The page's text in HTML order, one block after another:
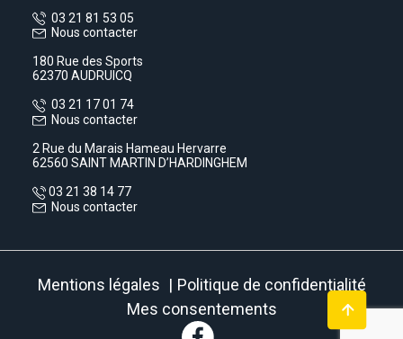
03 21 81 53 05
Nous contacter
180 Rue des Sports
62370 AUDRUICQ
03 21 17 01 74
Nous contacter
2 Rue du Marais Hameau Hervarre
62560 SAINT MARTIN D’HARDINGHEM
03 21 38 14 77
Nous contacter
Mentions légales
Politique de confidentialité
Mes consentements